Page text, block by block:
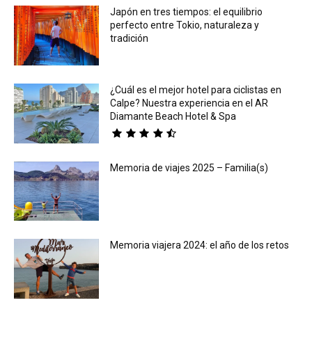
Japón en tres tiempos: el equilibrio
perfecto entre Tokio, naturaleza y
tradición
¿Cuál es el mejor hotel para ciclistas en
Calpe? Nuestra experiencia en el AR
Diamante Beach Hotel & Spa
Memoria de viajes 2025 – Familia(s)
Memoria viajera 2024: el año de los retos